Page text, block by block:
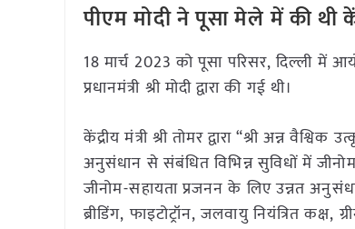
पीएम मोदी ने पूसा मेले में की थी
18 मार्च 2023 को पूसा परिसर, दिल्ली में
प्रधानमंत्री श्री मोदी द्वारा की गई थी।
केंद्रीय मंत्री श्री तोमर द्वारा “श्री अन्न
अनुसंधान से संबंधित विभिन्न सुविधों में
जीनोम-सहायता प्रजनन के लिए उन्नत
ब्रीडिंग, फाइटोट्रॉन, जलवायु नियंत्रित